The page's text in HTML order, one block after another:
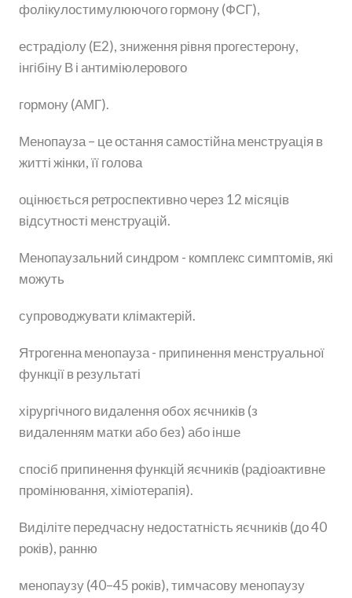
фолікулостимулюючого гормону (ФСГ),
естрадіолу (Е2), зниження рівня прогестерону,
інгібіну В і антиміюлерового
гормону (АМГ).
Менопауза – це остання самостійна менструація в
житті жінки, її голова
оцінюється ретроспективно через 12 місяців
відсутності менструацій.
Менопаузальний синдром - комплекс симптомів, які
можуть
супроводжувати клімактерій.
Ятрогенна менопауза - припинення менструальної
функції в результаті
хірургічного видалення обох яєчників (з
видаленням матки або без) або інше
спосіб припинення функцій яєчників (радіоактивне
промінювання, хіміотерапія).
Виділіте передчасну недостатність яєчників (до 40
років), ранню
менопаузу (40–45 років), тимчасову менопаузу